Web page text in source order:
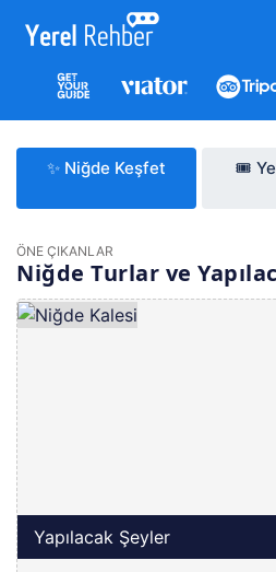
✨ Niğde Keşfet 🎟️
ÖNE ÇIKANLAR
Niğde Turlar ve
Yapılacak Şeyler